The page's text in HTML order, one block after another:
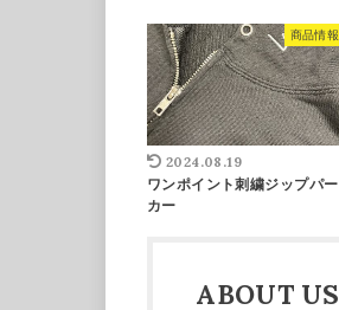
商品情報
2024.08.19
ワンポイント刺繍ジップパー
カー
ABOUT US